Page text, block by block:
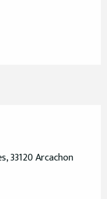
33120 Arcachon